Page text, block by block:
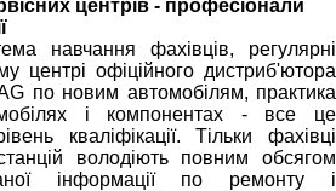
центрів - професіонали
навчання фахівців, регулярні
центрі офіційного дистриб'ютора
по новим автомобілям, практика
і компонентах - все це
кваліфікації. Тільки фахівці
володіють повним обсягом
інформації по ремонту і